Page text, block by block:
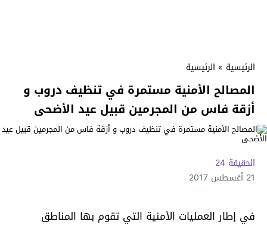
الرئيسية » الرئيسية
المصالح الأمنية مستمرة في تنظيف دروب و
أزقة فاس من المجرمين قبيل عيد الأضحى
الحقيقة 24
21 أغسطس 2017
في إطار العمليات الأمنية التي تقوم بها المناطق